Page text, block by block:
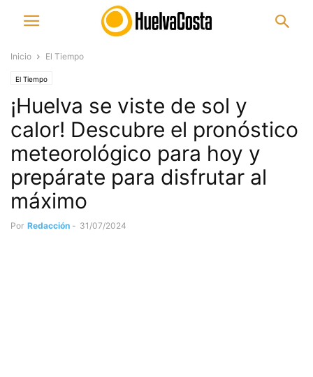
Inicio El Tiempo
El Tiempo
¡Huelva se viste de sol y
calor! Descubre el pronóstico
meteorológico para hoy y
prepárate para disfrutar al
máximo
Por Redacción - 31/07/2024